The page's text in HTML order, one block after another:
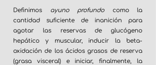
Definimos ayuno profundocomo la
cantidad suficiente de inanición para
agotar las reservas de glucógeno
hepático y muscular, inducir la beta-
oxidación de los ácidos grasos de reserva
(grasa visceral) e iniciar, finalmente, la